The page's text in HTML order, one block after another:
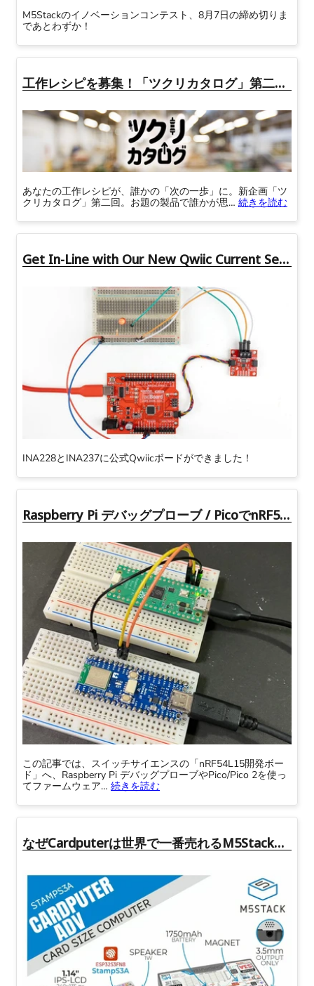
ラズパイ5に最適なACアダ
プター 5.1V/5.0A USB-PD
Type-Cコネクタ出力
ATOMS3 Lite
Raspberry Pi 4 Model B /
4GB
M5Stack CoreS3 -
ESP32S3 IoT開発キット
LOAD MORE
AN54LQ-15搭載 nRF54L15
開発ボード
力モジュール MAX9850搭
載
C5（16MB Flash / 8MB
PSRAM）
Branch（RP2350B搭載）
AQM1248A小型グラフィッ
ク液晶ボード （ピンヘッ
ダ付き）
USB3.1ケーブル 100W PD
対応 E-Marker搭載（Type
C-Cタイプ） 1m
LOAD MORE
M5Stackのイノベーションコンテスト、8月7日の締め切りま
であとわずか！
工作レシピを募集！「ツクリカタログ」第二回はRaspberry Pi Pico 2
あなたの工作レシピが、誰かの「次の一歩」に。新企画「ツ
クリカタログ」第二回。お題の製品で誰かが思… 続きを読む
Get In-Line with Our New Qwiic Current Sensors
INA228とINA237に公式Qwiicボードができました！
Raspberry Pi デバッグプローブ / PicoでnRF54L15開発ボードにファームウェアを書き込む手順
この記事では、スイッチサイエンスの「nRF54L15開発ボー
ド」へ、Raspberry Pi デバッグプローブやPico/Pico 2を使っ
てファームウェア… 続きを読む
なぜCardputerは世界で一番売れるM5Stack製品になったのか——英語圏で広がる「小さなコンピュータ」文化